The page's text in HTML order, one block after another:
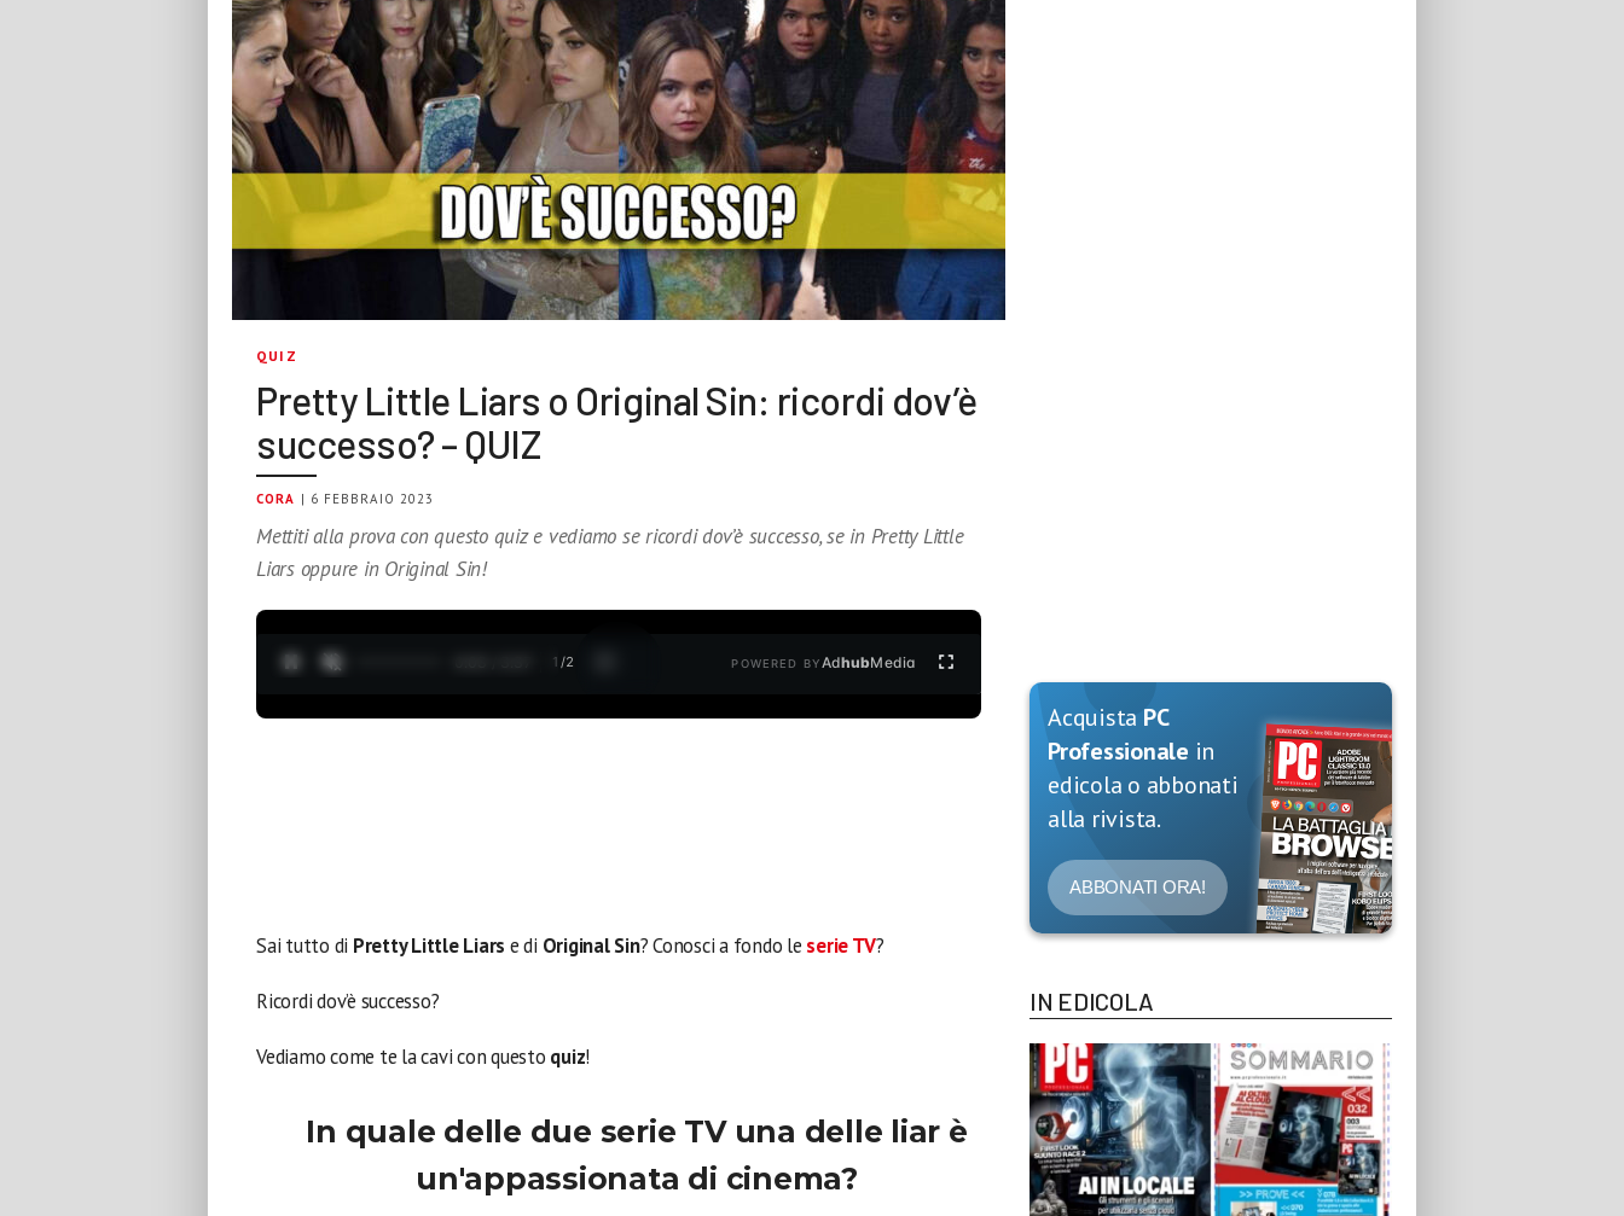
QUIZ
Pretty Little Liars o Original Sin: ricordi dov’è
successo? – QUIZ
CORA | 6 FEBBRAIO 2023
Mettiti alla prova con questo quiz e vediamo se ricordi dov’è successo, se in Pretty Little
Liars oppure in Original Sin!
1 /2 POWERED BYAdhubMedia
Sai tutto di Pretty Little Liars e di Original Sin? Conosci a fondo le serie TV?
Ricordi dov’è successo?
Vediamo come te la cavi con questo quiz!
In quale delle due serie TV una delle liar è
un'appassionata di cinema?
Acquista PC
Professionale in
edicola o abbonati
alla rivista.
ABBONATI ORA!
IN EDICOLA